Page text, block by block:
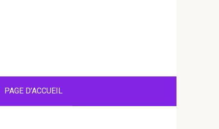
PAGE D’ACCUEIL